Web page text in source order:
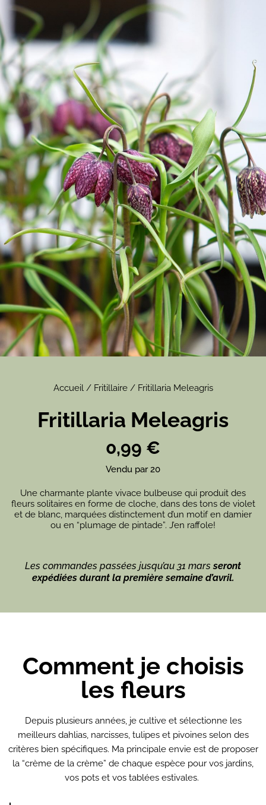
Accueil/ Fritillaire/ Fritillaria Meleagris
Fritillaria Meleagris
0,99 €
Vendu par 20
Une charmante plante vivace bulbeuse qui produit des
fleurs solitaires en forme de cloche, dans des tons de violet
et de blanc, marquées distinctement d’un motif en damier
ou en “plumage de pintade”. J’en raffole!
Les commandes passées jusqu’au 31 marsseront
expédiées durant la première semaine d’avril.
Comment je choisis
les fleurs
Depuis plusieurs années, je cultive et sélectionne les
meilleurs dahlias, narcisses, tulipes et pivoines selon des
critères bien spécifiques. Ma principale envie est de proposer
la “crème de la crème” de chaque espèce pour vos jardins,
vos pots et vos tablées estivales.